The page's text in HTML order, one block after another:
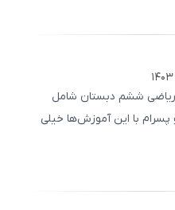
ششم دبستان شامل
با این آموزش‌ها خیلی